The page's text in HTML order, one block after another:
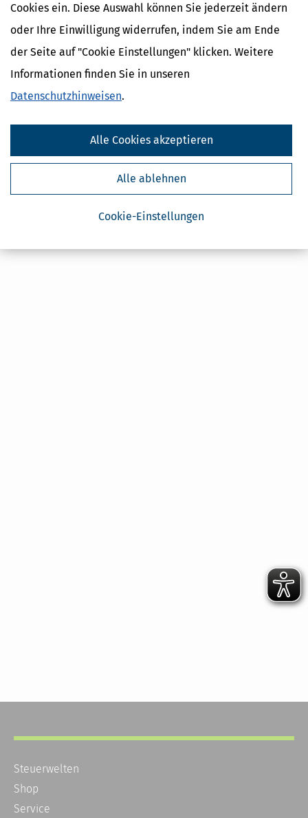
Cookies ein. Diese Auswahl können Sie jederzeit ändern
oder Ihre Einwilligung widerrufen, indem Sie am Ende
der Seite auf "Cookie Einstellungen" klicken. Weitere
Informationen finden Sie in unseren
Datenschutzhinweisen.
Cookie-Einstellungen
Alle ablehnen
Alle Cookies akzeptieren
Steuerwelten
Shop
Service